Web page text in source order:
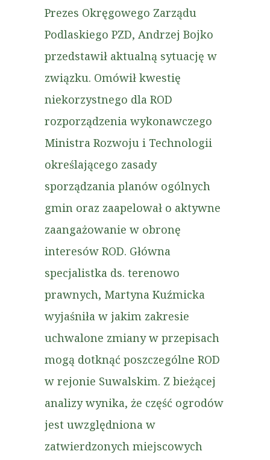
Prezes Okręgowego Zarządu
Podlaskiego PZD, Andrzej Bojko
przedstawił aktualną sytuację w
związku. Omówił kwestię
niekorzystnego dla ROD
rozporządzenia wykonawczego
Ministra Rozwoju i Technologii
określającego zasady
sporządzania planów ogólnych
gmin oraz zaapelował o aktywne
zaangażowanie w obronę
interesów ROD. Główna
specjalistka ds. terenowo
prawnych, Martyna Kuźmicka
wyjaśniła w jakim zakresie
uchwalone zmiany w przepisach
mogą dotknąć poszczególne ROD
w rejonie Suwalskim. Z bieżącej
analizy wynika, że część ogrodów
jest uwzględniona w
zatwierdzonych miejscowych